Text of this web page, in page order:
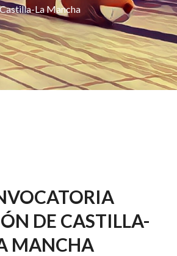
Castilla-La Mancha
DE CASTILLA-
MANCHA